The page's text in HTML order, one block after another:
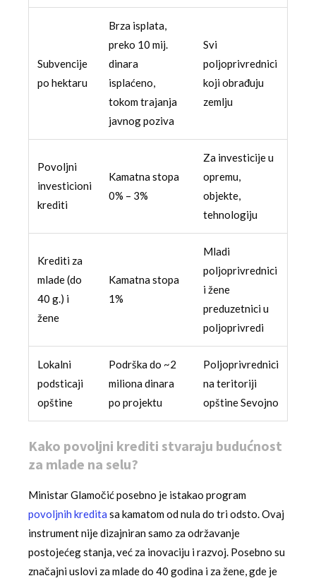
Subvencije
po hektaru
Brza isplata,
preko 10 mij.
dinara
isplaćeno,
tokom trajanja
javnog poziva
Svi
poljoprivrednici
koji obrađuju
zemlju
Povoljni
investicioni
krediti
Kamatna stopa
0% – 3%
Za investicije u
opremu,
objekte,
tehnologiju
Krediti za
mlade (do
40 g.) i
žene
Kamatna stopa
1%
Mladi
poljoprivrednici
i žene
preduzetnici u
poljoprivredi
Lokalni
podsticaji
opštine
Podrška do ~2
miliona dinara
po projektu
Poljoprivrednici
na teritoriji
opštine Sevojno
Kako povoljni krediti stvaraju budućnost
za mlade na selu?
Ministar Glamočić posebno je istakao program
povoljnih kredita sa kamatom od nula do tri odsto. Ovaj
instrument nije dizajniran samo za održavanje
postojećeg stanja, već za inovaciju i razvoj. Posebno su
značajni uslovi za mlade do 40 godina i za žene, gde je